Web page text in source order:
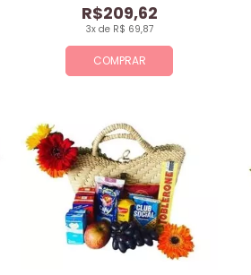
COMPRAR
3x de R$ 69,87
R$209,62